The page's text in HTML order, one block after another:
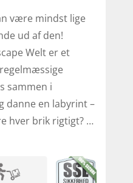
være mindst lige
ud af den!
Welt er et
sammen i
danne en labyrint –
hver brik rigtigt? …